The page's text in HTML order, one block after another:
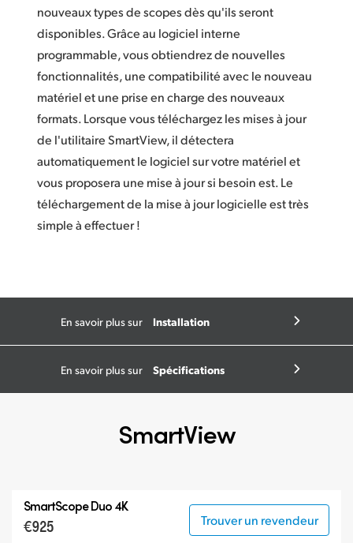
nouveaux types de scopes dès qu'ils seront
disponibles. Grâce au logiciel interne
programmable, vous obtiendrez de nouvelles
fonctionnalités, une compatibilité avec le nouveau
matériel et une prise en charge des nouveaux
formats. Lorsque vous téléchargez les mises à jour
de l'utilitaire SmartView, il détectera
automatiquement le logiciel sur votre matériel et
vous proposera une mise à jour si besoin est. Le
téléchargement de la mise à jour logicielle est très
simple à effectuer !
En savoir plus sur Installation
En savoir plus sur Spécifications
SmartView
SmartScope Duo 4K
€925 Trouver un revendeur